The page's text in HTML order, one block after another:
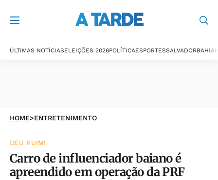
ÚLTIMAS NOTÍCIASELEIÇÕES 2026POLÍTICAESPORTESSALVADORBAHIA
HOME>ENTRETENIMENTO
DEU RUIM!
Carro de influenciador baiano é
apreendido em operação da PRF